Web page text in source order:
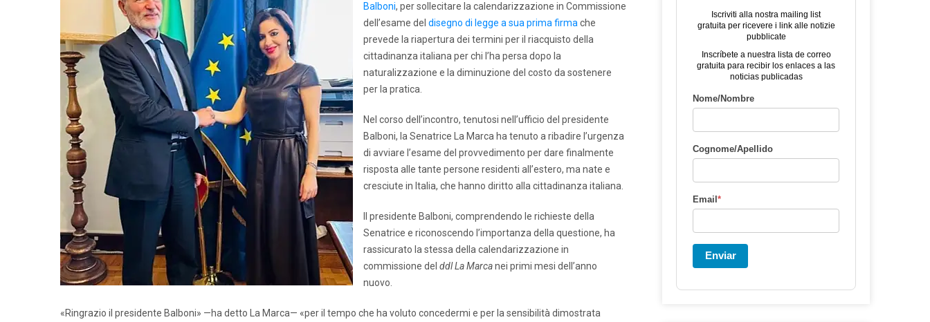
Balboni, per sollecitare la calendarizzazione in Commissione
dell’esame del disegno di legge a sua prima firma che
prevede la riapertura dei termini per il riacquisto della
cittadinanza italiana per chi l’ha persa dopo la
naturalizzazione e la diminuzione del costo da sostenere
per la pratica.
Nel corso dell’incontro, tenutosi nell’ufficio del presidente
Balboni, la Senatrice La Marca ha tenuto a ribadire l’urgenza
di avviare l’esame del provvedimento per dare finalmente
risposta alle tante persone residenti all’estero, ma nate e
cresciute in Italia, che hanno diritto alla cittadinanza italiana.
Il presidente Balboni, comprendendo le richieste della
Senatrice e riconoscendo l’importanza della questione, ha
rassicurato la stessa della calendarizzazione in
commissione del ddl La Marcanei primi mesi dell’anno
nuovo.
«Ringrazio il presidente Balboni» —ha detto La Marca— «per il tempo che ha voluto concedermi e per la sensibilità dimostrata
Iscriviti alla nostra mailing list
gratuita per ricevere i link alle notizie
pubblicate
Inscríbete a nuestra lista de correo
gratuita para recibir los enlaces a las
noticias publicadas
Nome/Nombre
Cognome/Apellido
Email *
Enviar